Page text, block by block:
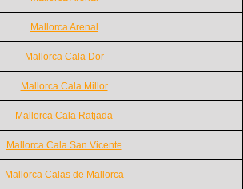
Mallorca Arenal
Mallorca Cala Dor
Mallorca Cala Millor
Mallorca Cala Ratjada
Mallorca Cala San Vicente
Mallorca Calas de Mallorca